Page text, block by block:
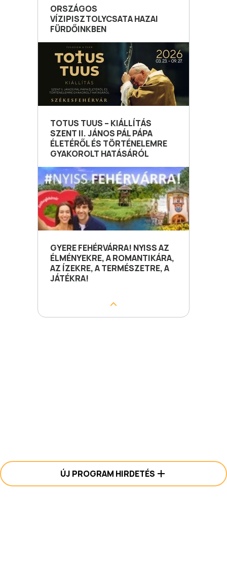
ORSZÁGOS
VÍZIPISZTOLYCSATA HAZAI
FÜRDŐINKBEN
TOTUS TUUS – KIÁLLÍTÁS
SZENT II. JÁNOS PÁL PÁPA
ÉLETÉRŐL ÉS TÖRTÉNELEMRE
GYAKOROLT HATÁSÁRÓL
GYERE FEHÉRVÁRRA! NYISS AZ
ÉLMÉNYEKRE, A ROMANTIKÁRA,
AZ ÍZEKRE, A TERMÉSZETRE, A
JÁTÉKRA!
ÚJ PROGRAM HIRDETÉS